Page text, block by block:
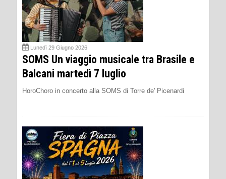
Lunedì 29 Giugno 2026
SOMS Un viaggio musicale tra Brasile e
Balcani martedì 7 luglio
HoroChoro in concerto alla SOMS di Torre de' Picenardi